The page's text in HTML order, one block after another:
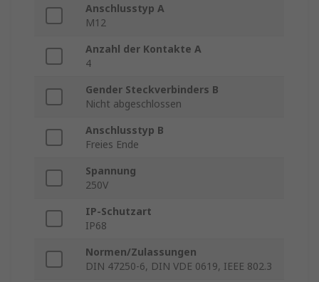
Anschlusstyp A
M12
Anzahl der Kontakte A
4
Gender Steckverbinders B
Nicht abgeschlossen
Anschlusstyp B
Freies Ende
Spannung
250V
IP-Schutzart
IP68
Normen/Zulassungen
DIN 47250-6, DIN VDE 0619, IEEE 802.3